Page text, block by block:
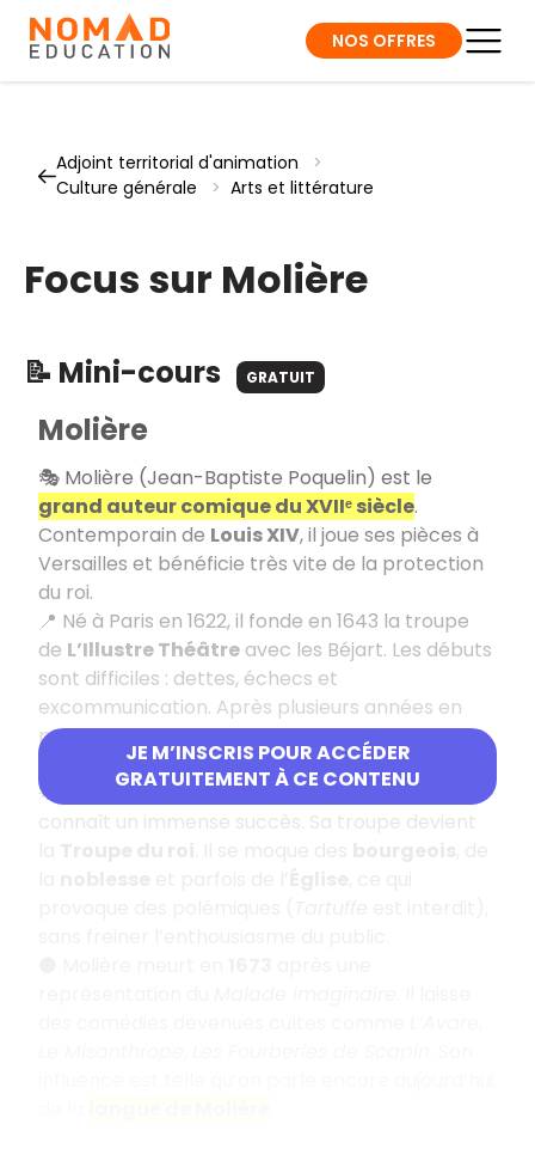
NOS OFFRES
Adjoint territorial d'animation
>
Culture générale
> Arts et littérature
Focus sur Molière
📝 Mini-cours GRATUIT
JE M’INSCRIS POUR ACCÉDER
GRATUITEMENT À CE CONTENU
Molière
🎭 Molière (Jean-Baptiste Poquelin) est le
grand auteur comique du XVIIᵉ siècle.
Contemporain de Louis XIV, il joue ses pièces à
Versailles et bénéficie très vite de la protection
du roi.
📍 Né à Paris en 1622, il fonde en 1643 la troupe
de L’Illustre Théâtre avec les Béjart. Les débuts
sont difficiles : dettes, échecs et
excommunication. Après plusieurs années en
province, il revient sur le devant de la scène
grâce au succès duDocteur amoureuxen 1658.
🌟 Avec Les Précieuses ridicules(1659), Molière
connaît un immense succès. Sa troupe devient